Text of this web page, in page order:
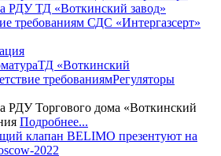
РДУ ТД «Воткинский завод»
требованиям СДС «Интергазсерт»
ТД «Воткинский
требованиямРегуляторы
РДУ Торгового дома «Воткинский
Подробнее...